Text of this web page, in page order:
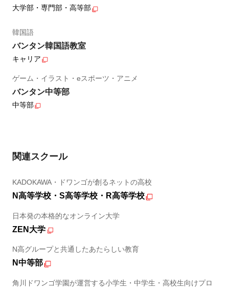
大学部・専門部・高等部
韓国語
バンタン韓国語教室
キャリア
ゲーム・イラスト・eスポーツ・アニメ
バンタン中等部
中等部
関連スクール
KADOKAWA・ドワンゴが創るネットの高校
N高等学校・S高等学校・R高等学校
日本発の本格的なオンライン大学
ZEN大学
N高グループと共通したあたらしい教育
N中等部
角川ドワンゴ学園が運営する小学生・中学生・高校生向けプロ